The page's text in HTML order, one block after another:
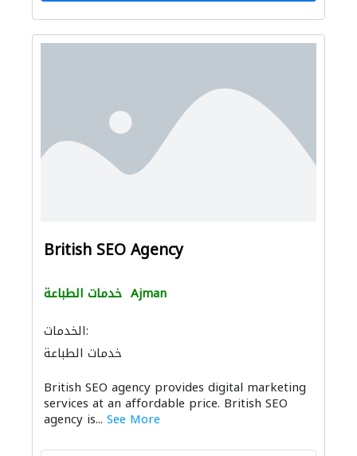
British SEO Agency
خدمات الطباعة Ajman
الخدمات:
خدمات الطباعة
British SEO agency provides digital marketing
services at an affordable price. British SEO
agency is... See More